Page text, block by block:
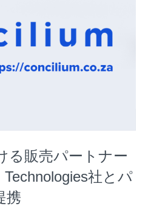
る販売パートナー
社とパ
携